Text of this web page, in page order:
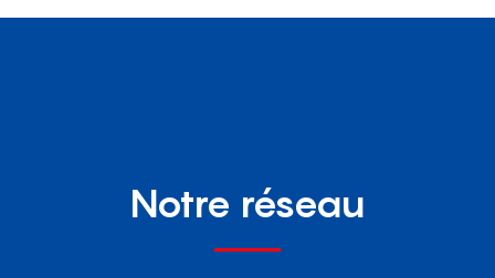
Notre réseau